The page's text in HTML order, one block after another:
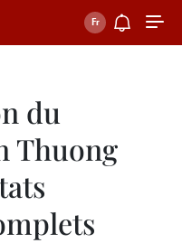
du
Thuong